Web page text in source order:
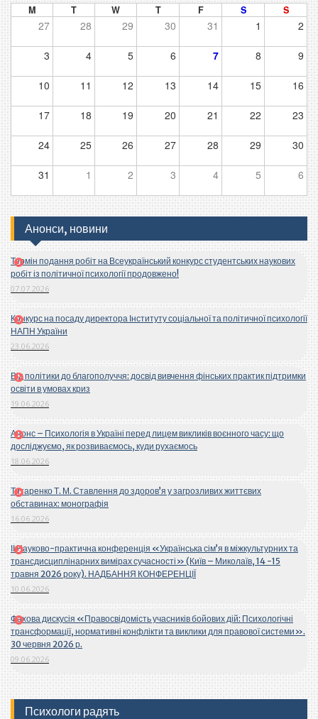
M T W T F S S
27 28 29 30 31 1 2
3 4 5 6 7 8 9
10 11 12 13 14 15 16
17 18 19 20 21 22 23
24 25 26 27 28 29 30
31 1 2 3 4 5 6
Анонси, новини
Термін подання робіт на Всеукраїнський конкурс студентських наукових
робіт із політичної психології продовжено!
07.07.2026
Конкурс на посаду директора Інституту соціальної та політичної психології
НАПН України
23.06.2026
Від політики до благополуччя: досвід вивчення фінських практик підтримки
освіти в умовах криз
19.06.2026
Анонс – Психологія в Україні перед лицем викликів воєнного часу: що
досліджуємо, як розвиваємось, куди рухаємось
18.06.2026
Титаренко Т. М. Ставлення до здоров’я у загрозливих життєвих
обставинах: монографія
16.06.2026
ІІ Науково-практична конференція «Українська сім’я в міжкультурних та
трансдисциплінарних вимірах сучасності» (Київ – Миколаїв, 14 -15
травня 2026 року). НАДБАННЯ КОНФЕРЕНЦІЇ
10.06.2026
Фахова дискусія «Правосвідомість учасників бойових дій: Психологічні
трансформації, нормативні конфлікти та виклики для правової системи».
30 червня 2026 р.
09.06.2026
Психологи радять